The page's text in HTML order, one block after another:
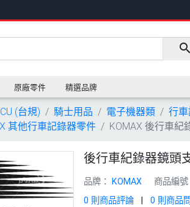
原廠零件 精選品牌
(台規) 騎士用品 電子機器類 行
其他行車記錄器零件 KOMAX 後行車紀
後行車紀錄器鏡頭
品牌： KOMAX 商品編
0 則商品評論
0 則商品